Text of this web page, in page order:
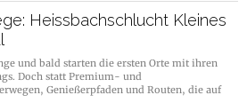
Heissbachschlucht Kleines
und bald starten die ersten Orte mit ihren
Doch statt Premium- und
Genießerpfaden und Routen, die auf